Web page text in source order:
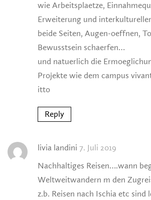
wie Arbeitsplaetze,
Erweiterung und
beide Seiten, Augen-oeffnen,
Bewusstsein schaerfen…
und natuerlich die
Projekte wie dem campus
itto
Reply
livia landini 7. Juli 2019
Nachhaltiges Reisen….wann
Weltweitwandern m den
z.b. Reisen nach Ischia etc sind